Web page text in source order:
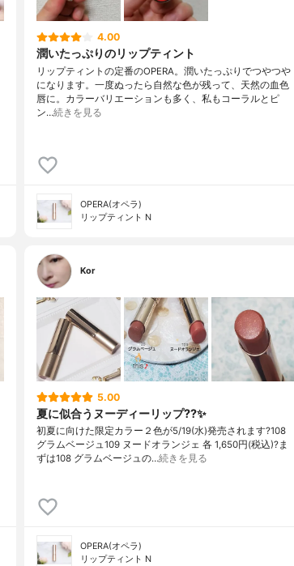
4.00
潤いたっぷりのリップティント
リップティントの定番のOPERA。潤いたっぷりでつやつや
になります。一度ぬったら自然な色が残って、天然の血色
唇に。カラーバリエーションも多く、私もコーラルとピ
ン…続きを見る
OPERA(オペラ)
リップティント N
Kor
5.00
夏に似合うヌーディーリップ??✨
初夏に向けた限定カラー２色が5/19(水)発売されます?108
グラムベージュ109 ヌードオランジェ 各 1,650円(税込)?ま
ずは108 グラムベージュの…続きを見る
OPERA(オペラ)
リップティント N